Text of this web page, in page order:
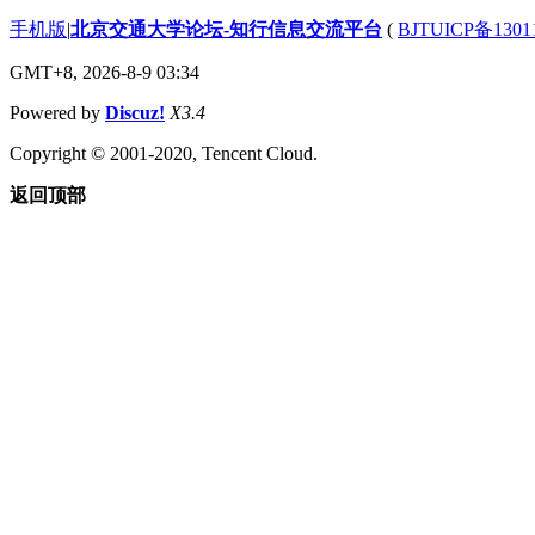
手机版|北京交通大学论坛-知行信息交流平台 ( BJTUICP备
GMT+8, 2026-8-9 03:34
Powered by Discuz! X3.4
Copyright © 2001-2020, Tencent Cloud.
返回顶部